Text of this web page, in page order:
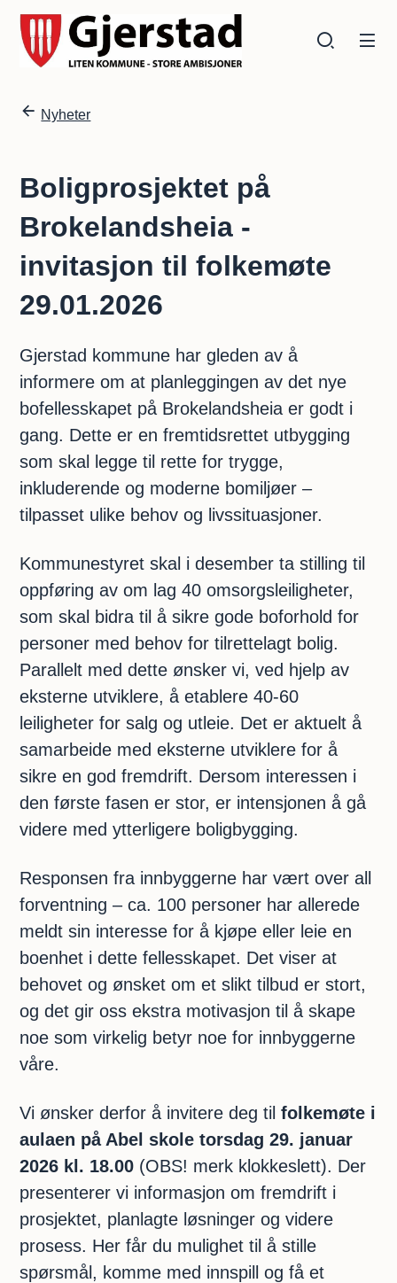
Gjerstad kommune
Du er her:
Nyheter
Boligprosjektet på
Brokelandsheia -
invitasjon til folkemøte
29.01.2026
Gjerstad kommune har gleden av å
informere om at planleggingen av det nye
bofellesskapet på Brokelandsheia er godt i
gang. Dette er en fremtidsrettet utbygging
som skal legge til rette for trygge,
inkluderende og moderne bomiljøer –
tilpasset ulike behov og livssituasjoner.
Kommunestyret skal i desember ta stilling til
oppføring av om lag 40 omsorgsleiligheter,
som skal bidra til å sikre gode boforhold for
personer med behov for tilrettelagt bolig.
Parallelt med dette ønsker vi, ved hjelp av
eksterne utviklere, å etablere 40-60
leiligheter for salg og utleie. Det er aktuelt å
samarbeide med eksterne utviklere for å
sikre en god fremdrift. Dersom interessen i
den første fasen er stor, er intensjonen å gå
videre med ytterligere boligbygging.
Responsen fra innbyggerne har vært over all
forventning – ca. 100 personer har allerede
meldt sin interesse for å kjøpe eller leie en
boenhet i dette fellesskapet. Det viser at
behovet og ønsket om et slikt tilbud er stort,
og det gir oss ekstra motivasjon til å skape
noe som virkelig betyr noe for innbyggerne
våre.
Vi ønsker derfor å invitere deg tilfolkemøte i
aulaen på Abel skole torsdag 29. januar
2026 kl. 18.00 (OBS! merk klokkeslett). Der
presenterer vi informasjon om fremdrift i
prosjektet, planlagte løsninger og videre
prosess. Her får du mulighet til å stille
spørsmål, komme med innspill og få et